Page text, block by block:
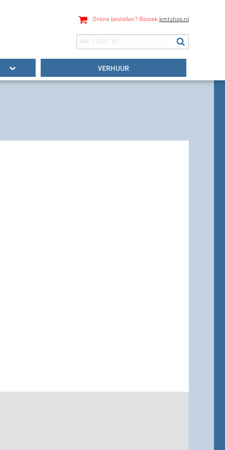
Online bestellen? Bezoek kmtshop.nl
VERHUUR